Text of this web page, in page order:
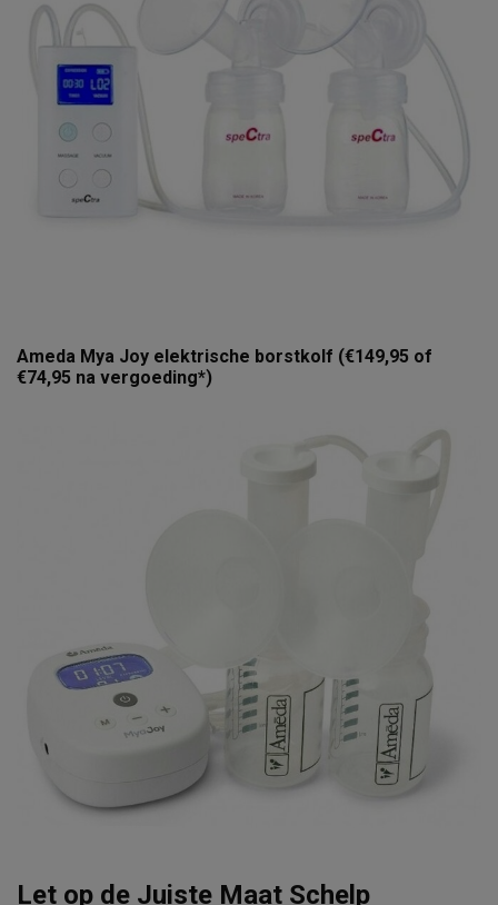
Ameda Mya Joy elektrische borstkolf (€149,95 of
€74,95 na vergoeding*)
Let op de Juiste Maat Schelp